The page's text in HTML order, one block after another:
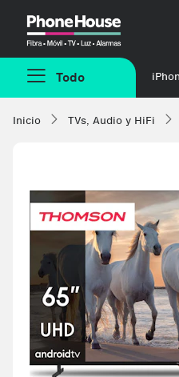
Todo
Inicio TVs, Audio y HiFi